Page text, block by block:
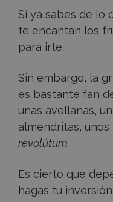
Si ya sabes de lo
te encantan los
para irte.
Sin embargo, la
es bastante fan
unas avellanas,
almendritas,
revolútum.
Es cierto que
hagas tu